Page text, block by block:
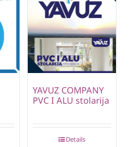
YAVUZ COMPANY
PVC I ALU stolarija
Details